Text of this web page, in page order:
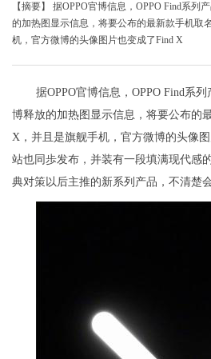
【摘要】 据OPPO官博信息，OPPO Find系列
的加热图显示信息，将要公布的最新款手机取
机，官方微博的头像图片也变成了Find X
据OPPO官博信息，OPPO Find系
博释放的加热图显示信息，将要公布的
X，并且是旗舰手机，官方微博的头像
站也同歩发布，并装有一段填满现代感
典对策以后主推的新系列产品，不清楚